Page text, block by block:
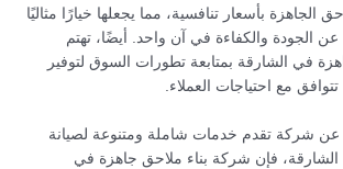
الجاهزة بأسعار تنافسية، مما يجعلها خيارًا مثاليًا
عن الجودة والكفاءة في آن واحد. أيضًا، تهتم
في الشارقة بمتابعة تطورات السوق لتوفير
مع احتياجات العملاء.
عن شركة تقدم خدمات شاملة ومتنوعة لصيانة
الشارقة، فإن شركة بناء ملاحق جاهزة في